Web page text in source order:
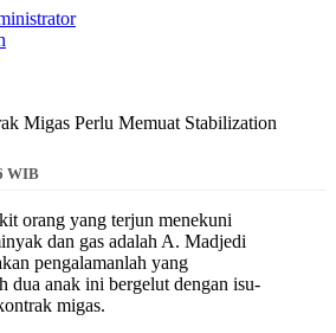
WIB
orang yang terjun menekuni
dan gas adalah A. Madjedi
pengalamanlah yang
dua anak ini bergelut dengan isu-
migas.